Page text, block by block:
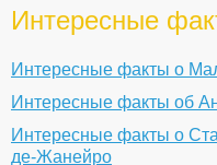
Интересные
Интересные факты о
Интересные факты об
Интересные факты о
де-Жанейро